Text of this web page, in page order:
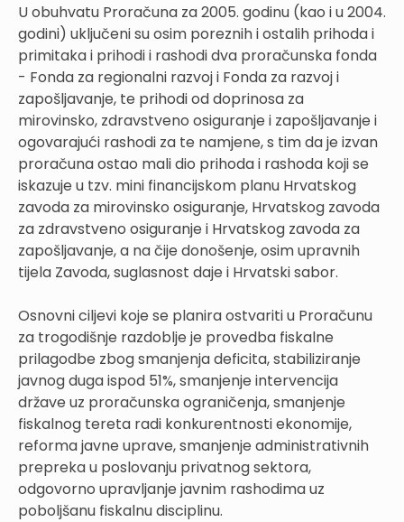
U obuhvatu Proračuna za 2005. godinu (kao i u 2004.
godini) uključeni su osim poreznih i ostalih prihoda i
primitaka i prihodi i rashodi dva proračunska fonda
- Fonda za regionalni razvoj i Fonda za razvoj i
zapošljavanje, te prihodi od doprinosa za
mirovinsko, zdravstveno osiguranje i zapošljavanje i
ogovarajući rashodi za te namjene, s tim da je izvan
proračuna ostao mali dio prihoda i rashoda koji se
iskazuje u tzv. mini financijskom planu Hrvatskog
zavoda za mirovinsko osiguranje, Hrvatskog zavoda
za zdravstveno osiguranje i Hrvatskog zavoda za
zapošljavanje, a na čije donošenje, osim upravnih
tijela Zavoda, suglasnost daje i Hrvatski sabor.
Osnovni ciljevi koje se planira ostvariti u Proračunu
za trogodišnje razdoblje je provedba fiskalne
prilagodbe zbog smanjenja deficita, stabiliziranje
javnog duga ispod 51%, smanjenje intervencija
države uz proračunska ograničenja, smanjenje
fiskalnog tereta radi konkurentnosti ekonomije,
reforma javne uprave, smanjenje administrativnih
prepreka u poslovanju privatnog sektora,
odgovorno upravljanje javnim rashodima uz
poboljšanu fiskalnu disciplinu.